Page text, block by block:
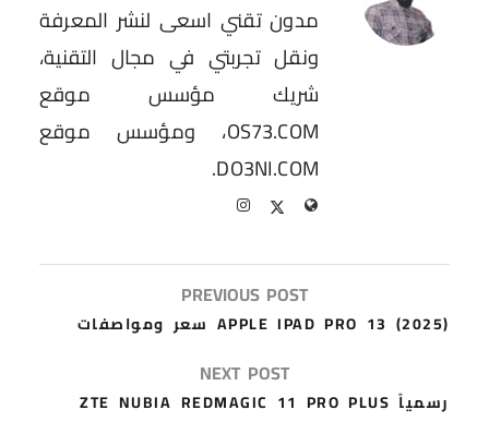
مدون تقني اسعى لنشر المعرفة
ونقل تجربتي في مجال التقنية،
شريك مؤسس موقع
OS73.COM، ومؤسس موقع
DO3NI.COM.
PREVIOUS POST
APPLE IPAD PRO 13 (2025) سعر ومواصفات
NEXT POST
رسمياً ZTE NUBIA REDMAGIC 11 PRO PLUS